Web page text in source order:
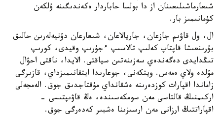
شىعارماشىلىعىنان از دا بولسا حاباردار ەكەندىگىنە ۇلكەن
كۇمانىمىز بار.
ال، ول قاۋىم جازعان، جاريالاعان، شىعارعان دۇنيەلەرىن حالىق
بۇرىنعىشا قاپتاپ كەلىپ تالاسىپ ءجۇرىپ وقيدى، كورىپ
تىڭدايدى دەگەندەي سەزىنەتىن سياقتى. الايدا، ناقتى احۋال
مۇلدە ولاي ەمەس. ويتكەنى، جوعارىدا ايتقانىمىزداي، قازىرگى
زاماندا اقپارات كوزدەرىنە ەشقانداي مۇقتاجدىق جوق. الەمجەلى
اركىمنىڭ قالتاسى مەن سومكەسىندە، ەڭ قاۋىپتىسى -
اقپاراتتىڭ ارزانى مەن ارسىزىنا ەشبىر كەدەرگى جوق.